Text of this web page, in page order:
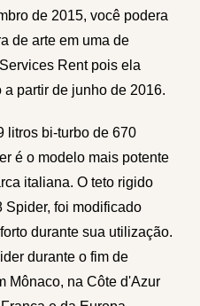
de 2015, você podera
de arte em uma de
Rent pois ela
partir de junho de 2016.
litros bi-turbo de 670
é o modelo mais potente
italiana. O teto rigido
Spider, foi modificado
durante sua utilização.
durante o fim de
Mônaco, na Côte d'Azur